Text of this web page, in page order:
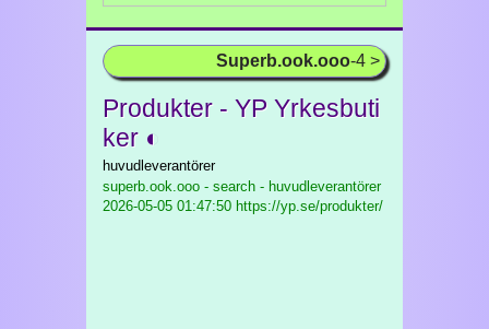
Superb.ook.ooo-4 >
Produkter - YP Yrkesbuti
ker ◐
huvudleverantörer
superb.ook.ooo - search - huvudleverantörer
2026-05-05 01:47:50 https://yp.se/produkter/